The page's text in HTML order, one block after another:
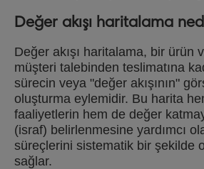
Değer akışı haritalama
Değer akışı haritalama, bir ürün
müşteri talebinden teslimatına
sürecin veya "değer akışının"
oluşturma eylemidir. Bu harita
faaliyetlerin hem de değer
(israf) belirlenmesine yardımcı
süreçlerini sistematik bir şekilde
sağlar.